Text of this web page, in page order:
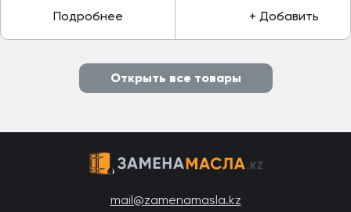
Подробнее + Добавить
Открыть все товары
mail@zamenamasla.kz